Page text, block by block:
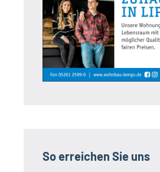
So erreichen Sie uns